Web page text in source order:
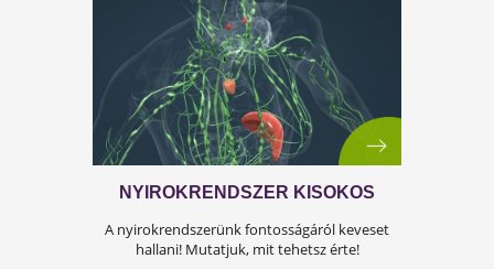
ÍGY KERÜLD EL AZ
ISKOLAKEZDÉSI ŐRÜLETET!
Az iskolakezdés sok családban nem
örömteli új kezdet, hanem egy stresszes
átállás. Ugyanakkor lehet jól csinálni!